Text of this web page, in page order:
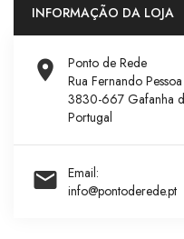
INFORMAÇÃO DA LOJA

Ponto de Rede
Rua Fernando Pessoa
3830-667 Gafanha
Portugal
 Email:
info@pontoderede.pt